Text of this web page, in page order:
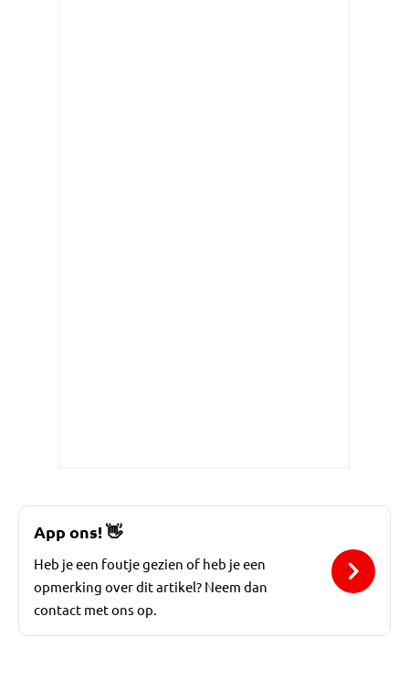
App ons!👋
Heb je een foutje gezien of heb je een
opmerking over dit artikel? Neem dan
contact met ons op.